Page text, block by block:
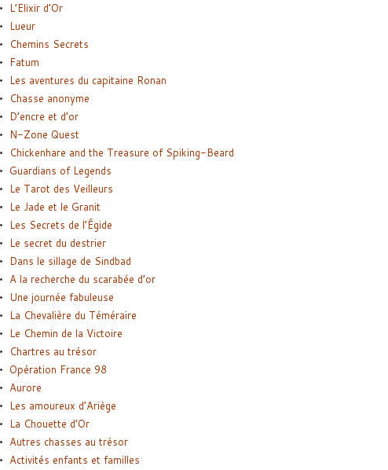
L’Elixir d’Or
Lueur
Chemins Secrets
Fatum
Les aventures du capitaine Ronan
Chasse anonyme
D’encre et d’or
N-Zone Quest
Chickenhare and the Treasure of Spiking-Beard
Guardians of Legends
Le Tarot des Veilleurs
Le Jade et le Granit
Les Secrets de l’Égide
Le secret du destrier
Dans le sillage de Sindbad
A la recherche du scarabée d’or
Une journée fabuleuse
La Chevalière du Téméraire
Le Chemin de la Victoire
Chartres au trésor
Opération France 98
Aurore
Les amoureux d’Ariège
La Chouette d’Or
Autres chasses au trésor
Activités enfants et familles